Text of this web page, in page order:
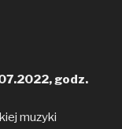
godz.
muzyki